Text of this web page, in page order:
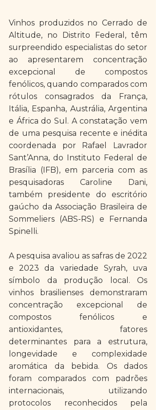
Vinhos produzidos no Cerrado de
Altitude, no Distrito Federal, têm
surpreendido especialistas do setor
ao apresentarem concentração
excepcional de compostos
fenólicos, quando comparados com
rótulos consagrados da França,
Itália, Espanha, Austrália, Argentina
e África do Sul. A constatação vem
de uma pesquisa recente e inédita
coordenada por Rafael Lavrador
Sant’Anna, do Instituto Federal de
Brasília (IFB), em parceria com as
pesquisadoras Caroline Dani,
também presidente do escritório
gaúcho da Associação Brasileira de
Sommeliers (ABS-RS) e Fernanda
Spinelli.
A pesquisa avaliou as safras de 2022
e 2023 da variedade Syrah, uva
símbolo da produção local. Os
vinhos brasilienses demonstraram
concentração excepcional de
compostos fenólicos e
antioxidantes, fatores
determinantes para a estrutura,
longevidade e complexidade
aromática da bebida. Os dados
foram comparados com padrões
internacionais, utilizando
protocolos reconhecidos pela